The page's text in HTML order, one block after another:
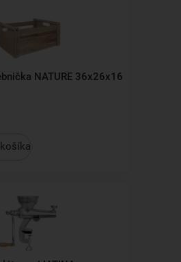
NATURE 36x26x16